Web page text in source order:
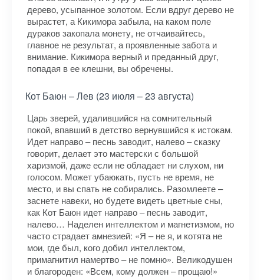
дерево, усыпанное золотом. Если вдруг дерево не
вырастет, а Кикимора забыла, на каком поле
дураков закопала монету, не отчаивайтесь,
главное не результат, а проявленные забота и
внимание. Кикимора верный и преданный друг,
попадая в ее клешни, вы обречены.
Кот Баюн – Лев (23 июля – 23 августа)
Царь зверей, удалившийся на сомнительный
покой, впавший в детство вернувшийся к истокам.
Идет направо – песнь заводит, налево – сказку
говорит, делает это мастерски с большой
харизмой, даже если не обладает ни слухом, ни
голосом. Может убаюкать, пусть не время, не
место, и вы спать не собирались. Разомлеете –
заснете навеки, но будете видеть цветные сны,
как Кот Баюн идет направо – песнь заводит,
налево… Наделен интеллектом и магнетизмом, но
часто страдает амнезией: «Я – не я, и котята не
мои, где был, кого добил интеллектом,
примагнитил намертво – не помню». Великодушен
и благороден: «Всем, кому должен – прощаю!»